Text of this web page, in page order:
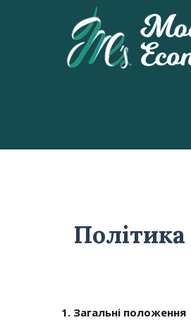
1. Загальні положення